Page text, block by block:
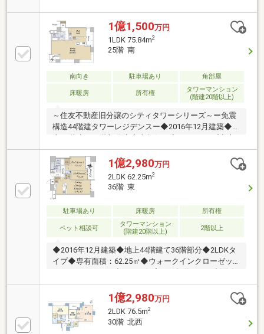
◆44階建、共用施設充実タワマン◆全室窓付きのハイ
クオリティ設計☆お部屋POINT―――〇リビングダイニ
ング冬に嬉しい床暖房完備〇キッチンディスポーザ
ー・食器洗い乾燥機等機能充実〇浴室ミスト機能付浴
室暖房乾燥機搭載！〇収納各居室収納充実☆☆共用施
ットネスジム〇ゲストルーム×242階〇スカイラウンジ
〇パーティールーム
1億1,500万円
1LDK 75.84m2
25階 南
南向き 駐車場あり 角部屋
床暖房 所有権
タワーマンション
(階建20階以上)
～住友不動産旧分譲のシティタワーシリーズ～ー免震
構造44階建タワーレジデンスー◆2016年12月建築◆地
上44階建て25階部分◆南東角住戸◆1LDKタイプ◆専
有面積：75.84㎡◆ペット飼育可（規約による制限有
り）◆共用部多数あり（一部有償）【共用施設】・フ
ィットネスジム（3階）・ゲストルーム2室（3階）・
パーティールーム（42階）・スカイラウンジ（42
階）・スカイアトリウム（42階）・ゴミステーション
1億2,980万円
2LDK 62.25m2
36階 東
駐車場あり 床暖房 所有権
ペット相談可
タワーマンション
(階建20階以上)
2階以上
◆2016年12月建築◆地上44階建て36階部分◆2LDKタ
イプ◆専有面積：62.25㎡◆ウォークインクローゼッ
り）◆共用部多数あり（一部有償）【共用施設（一部
有償）】・フィットネスジム（3階）・ゲストルーム
２室（3階）・パーティールーム（42階）・スカイラ
ウンジ（42階）・スカイアトリウム（42階）・ゴミス
テーション（各階）
1億2,980万円
2LDK 76.5m2
30階 北西